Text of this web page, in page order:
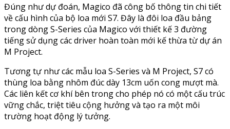
Đúng như dự đoán, Magico đã công bố thông tin chi tiết
về cấu hình của bộ loa mới S7. Đây là đôi loa đầu bảng
trong dòng S-Series của Magico với thiết kế 3 đường
tiếng sử dụng các driver hoàn toàn mới kế thừa từ dự án
M Project.
Tương tự như các mẫu loa S-Series và M Project, S7 có
thùng loa bằng nhôm đúc dày 13cm uốn cong mượt mà.
Các liên kết cơ khí bên trong cho phép nó có một cấu trúc
vững chắc, triệt tiêu cộng hưởng và tạo ra một môi
trường hoạt động lý tưởng.